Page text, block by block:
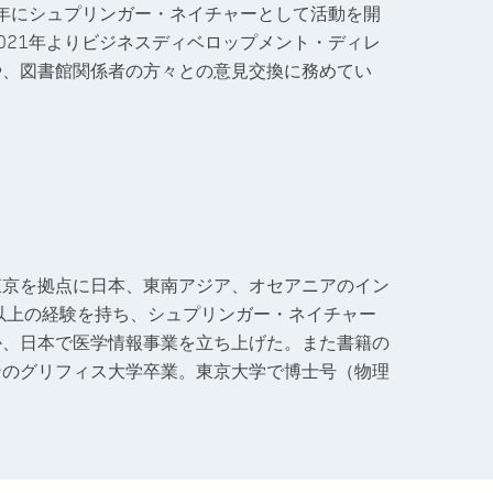
シュプリンガー・ネイチャーとして活動を開
年よりビジネスディベロップメント・ディレ
図書館関係者の方々との意見交換に務めてい
を拠点に日本、東南アジア、オセアニアのイン
の経験を持ち、シュプリンガー・ネイチャー
日本で医学情報事業を立ち上げた。また書籍の
グリフィス大学卒業。東京大学で博士号（物理